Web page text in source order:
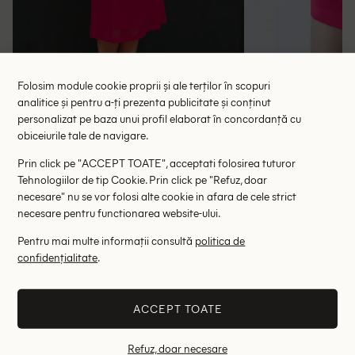
Fusta KSTM, roz
53.90 lei
RRP: 107.00 lei
M
Altii au fost interesati de
Folosim module cookie proprii și ale terților în scopuri
analitice și pentru a-ți prezenta publicitate și conținut
personalizat pe baza unui profil elaborat în concordanță cu
obiceiurile tale de navigare.
Prin click pe "ACCEPT TOATE", acceptati folosirea tuturor
Tehnologiilor de tip Cookie. Prin click pe "Refuz, doar
necesare" nu se vor folosi alte cookie in afara de cele strict
necesare pentru functionarea website-ului.
Pentru mai multe informații consultă politica de
confidențialitate.
ACCEPT TOATE
Refuz, doar necesare